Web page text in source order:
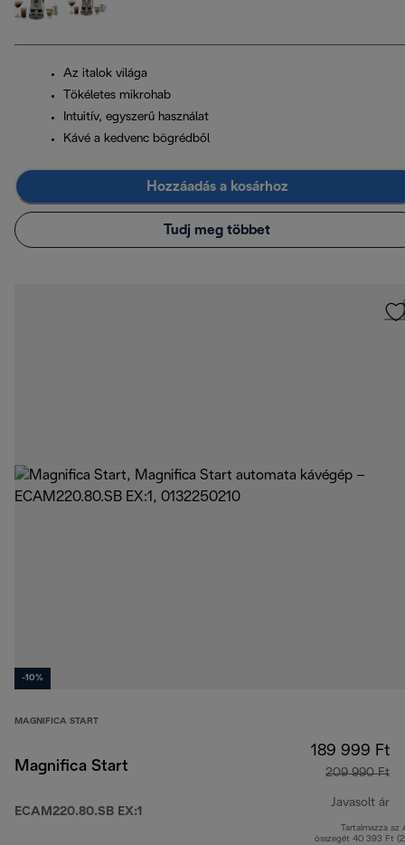
Az italok világa
Tökéletes mikrohab
Intuitív, egyszerű használat
Kávé a kedvenc bögrédből
Hozzáadás a kosárhoz
Tudj meg többet
-10%
MAGNIFICA START
Magnifica Start
ECAM220.80.SB EX:1
189 999 Ft
209 990 Ft
Javasolt ár
Tartalmazza az
összegét 40 393 Ft